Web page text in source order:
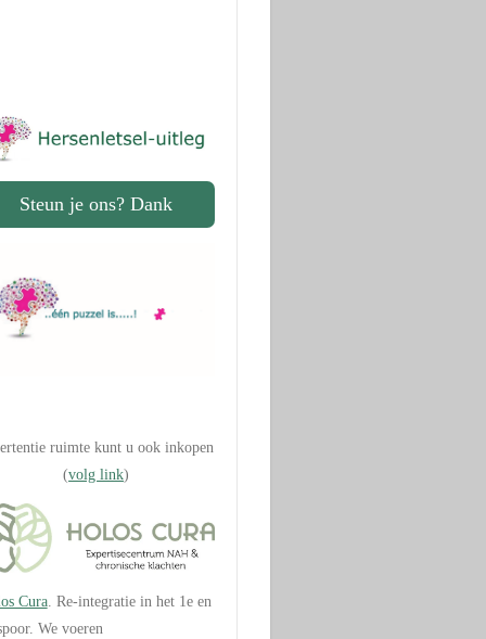
Steun je ons? Dank
ruimte kunt u ook inkopen
(volg link)
Cura. Re-integratie in het 1e en
We voeren